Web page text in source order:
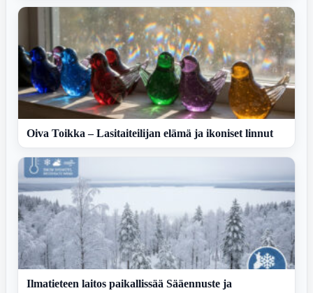
Oiva Toikka – Lasitaiteilijan elämä ja ikoniset linnut
Ilmatieteen laitos paikallissää Sääennuste ja